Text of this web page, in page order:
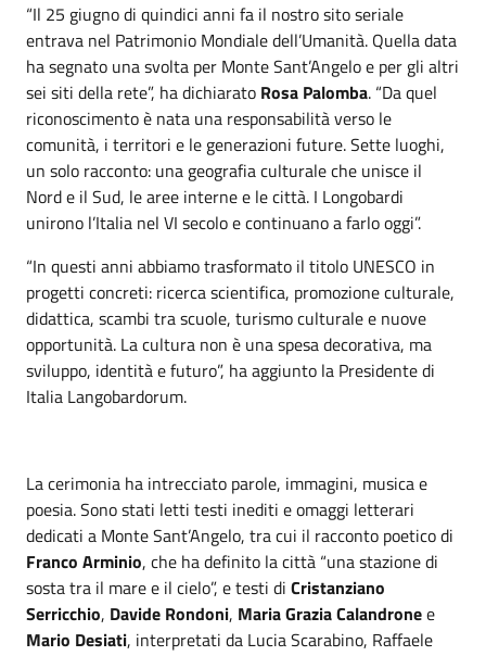
“Il 25 giugno di quindici anni fa il nostro sito seriale
entrava nel Patrimonio Mondiale dell’Umanità. Quella data
ha segnato una svolta per Monte Sant’Angelo e per gli altri
sei siti della rete”, ha dichiarato Rosa Palomba. “Da quel
riconoscimento è nata una responsabilità verso le
comunità, i territori e le generazioni future. Sette luoghi,
un solo racconto: una geografia culturale che unisce il
Nord e il Sud, le aree interne e le città. I Longobardi
unirono l’Italia nel VI secolo e continuano a farlo oggi”.
“In questi anni abbiamo trasformato il titolo UNESCO in
progetti concreti: ricerca scientifica, promozione culturale,
didattica, scambi tra scuole, turismo culturale e nuove
opportunità. La cultura non è una spesa decorativa, ma
sviluppo, identità e futuro”, ha aggiunto la Presidente di
Italia Langobardorum.
La cerimonia ha intrecciato parole, immagini, musica e
poesia. Sono stati letti testi inediti e omaggi letterari
dedicati a Monte Sant’Angelo, tra cui il racconto poetico di
Franco Arminio, che ha definito la città “una stazione di
sosta tra il mare e il cielo”, e testi di Cristanziano
Serricchio, Davide Rondoni, Maria Grazia Calandronee
Mario Desiati, interpretati da Lucia Scarabino, Raffaele